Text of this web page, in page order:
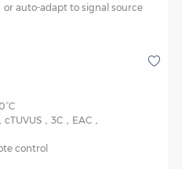
or auto-adapt to signal source
cTUVUS，3C，EAC，
control